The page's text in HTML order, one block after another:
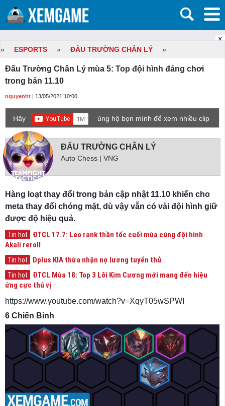
X
» ESPORTS » ĐẤU TRƯỜNG CHÂN LÝ »
Đấu Trường Chân Lý mùa 5: Top đội hình đáng chơi
trong bản 11.10
nguyenht | 13/05/2021 10:00
Hãy
ủng hộ bọn mình để xem nhiều clip
game mới hơn nhé!
ĐẤU TRƯỜNG CHÂN LÝ
Auto Chess | VNG
Hàng loạt thay đổi trong bản cập nhật 11.10 khiến cho
meta thay đổi chóng mặt, dù vậy vẫn có vài đội hình giữ
được độ hiệu quả.
Tin hot
ĐTCL 17.7: Leo rank thần tốc cuối mùa cùng đội hình
Akali reroll
Tin hot Dplus KIA thừa nhận nợ lương tuyển thủ
Tin hot
ĐTCL Mùa 18: Top 3 Lõi Kim Cương mới mang đến hiệu
ứng cực thú vị
https://www.youtube.com/watch?v=XqyT05wSPWI
6 Chiến Binh